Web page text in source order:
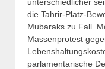
die Tahrir-Platz-
Mubaraks zu Fall.
Massenprotest
parlamentarische